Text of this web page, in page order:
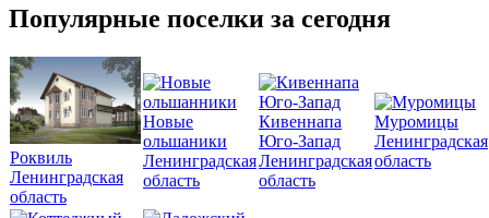
Популярные поселки за сегодня
Роквиль
Ленинградская
область
Новые
ольшаники
Ленинградская
область
Кивеннапа
Юго-Запад
Ленинградская
область
Муромицы
Ленинградская
область